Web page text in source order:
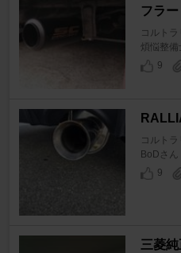
フラー
コルト
煩悩整備
9
コルト
BoDさん
9
三菱